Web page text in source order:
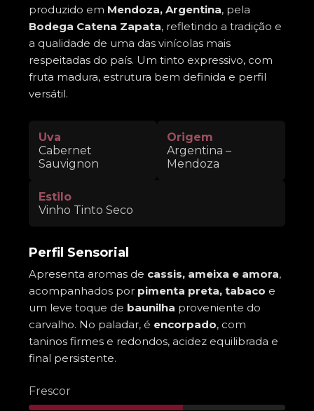
produzido em Mendoza, Argentina, pela
Bodega Catena Zapata, refletindo a tradição e
a qualidade de uma das vinícolas mais
respeitadas do país. Um tinto expressivo, com
fruta madura, estrutura bem definida e perfil
versátil.
Uva
Cabernet
Sauvignon
Origem
Argentina –
Mendoza
Estilo
Vinho Tinto Seco
Perfil Sensorial
Apresenta aromas de cassis, ameixa e amora,
acompanhados por pimenta preta, tabaco e
um leve toque de baunilha proveniente do
carvalho. No paladar, é encorpado, com
taninos firmes e redondos, acidez equilibrada e
final persistente.
Frescor